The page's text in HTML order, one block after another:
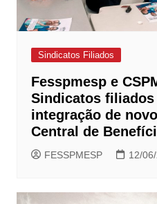
Sindicatos Filiados
Fesspmesp e
Sindicatos
integração de
Central de
FESSPMESP 12/